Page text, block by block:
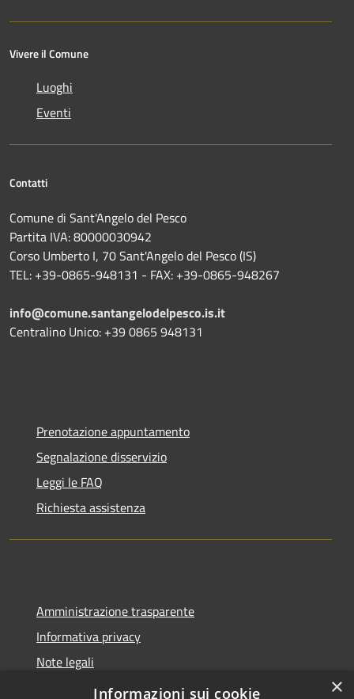
Vivere il Comune
Luoghi
Eventi
Contatti
Comune di Sant'Angelo del Pesco
Partita IVA: 80000030942
Corso Umberto I, 70 Sant'Angelo del Pesco (IS)
TEL: +39-0865-948131 - FAX: +39-0865-948267
info@comune.santangelodelpesco.is.it
Centralino Unico: +39 0865 948131
Prenotazione appuntamento
Segnalazione disservizio
Leggi le FAQ
Richiesta assistenza
Amministrazione trasparente
Informativa privacy
Note legali
Dichiarazione di accessibilità
×
Informazioni sui cookie